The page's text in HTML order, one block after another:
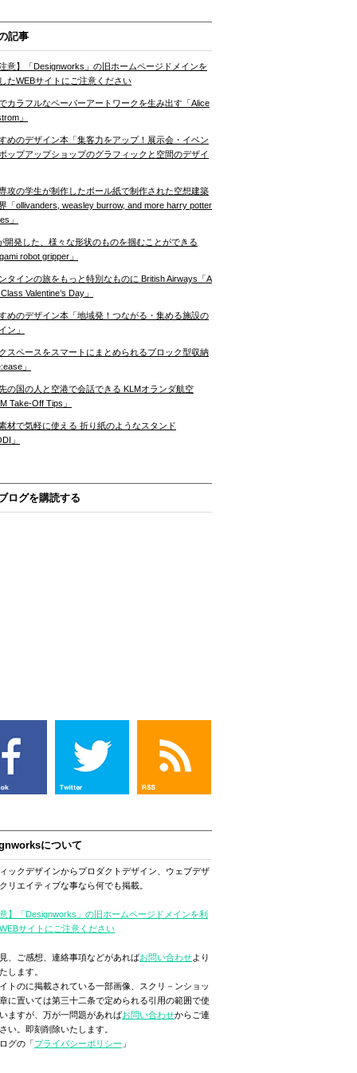
記事
意】「Designworks」の旧ホームページドメインを
たWEBサイトにご注意ください
カラフルなペーパーアートワークを生み出す「Alice
」
めのデザイン本「集客力をアップ！展示会・イベン
ップアップショップのグラフィックと空間のデザイ
攻の学生が制作したボール紙で制作された空想建築
「ollivanders, weasley burrow, and more harry potter
」
開発した、様々な形状のものを掴むことができる
robot gripper」
タインの旅をもっと特別なものに British Airways「A
Valentine’s Day」
めのデザイン本「地域発！つながる・集める施設の
ン」
スペースをスマートにまとめられるブロック型収納
」
の国の人と空港で会話できる KLMオランダ航空
Take-Off Tips」
材で気軽に使える 折り紙のようなスタンド
」
ログを購読する
について
ックデザインからプロダクトデザイン、ウェブデザ
リエイティブな事なら何でも掲載。
】「Designworks」の旧ホームページドメインを利
サイトにご注意ください
、ご感想、連絡事項などがあればお問い合わせより
します。
トのに掲載されている一部画像、スクリ－ンショッ
に置いては第三十二条で定められる引用の範囲で使
ますが、万が一問題があればお問い合わせからご連
い。即刻削除いたします。
グの「プライバシーポリシー 」